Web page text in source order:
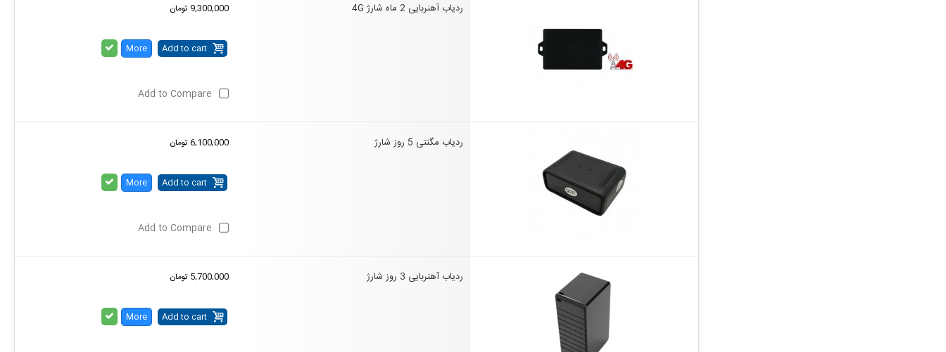
ردیاب آهنربایی 2 ماه شارژ 4G 9,300,000 تومان
Add to cart
More
Add to Compare
ردیاب مگنتی 5 روز شارژ 6,100,000 تومان
Add to cart
More
Add to Compare
ردیاب آهنربایی 3 روز شارژ 5,700,000 تومان
Add to cart
More